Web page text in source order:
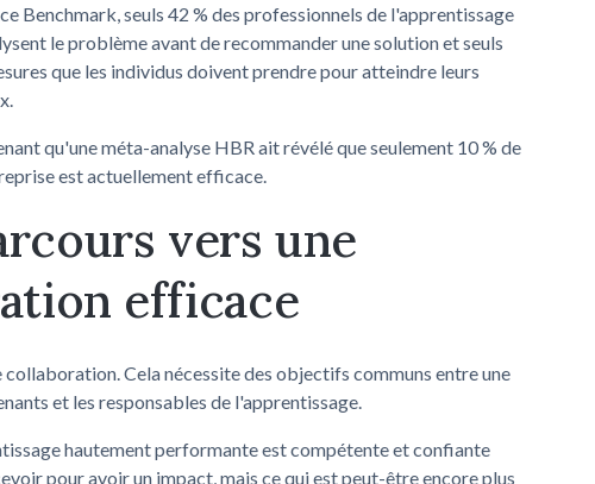
Benchmark, seuls 42 % des professionnels de l'apprentissage
le problème avant de recommander une solution et seuls
que les individus doivent prendre pour atteindre leurs
qu'une méta-analyse HBR ait révélé que seulement 10 % de
est actuellement efficace.
vers une
efficace
collaboration. Cela nécessite des objectifs communs entre une
et les responsables de l'apprentissage.
hautement performante est compétente et confiante
pour avoir un impact, mais ce qui est peut-être encore plus